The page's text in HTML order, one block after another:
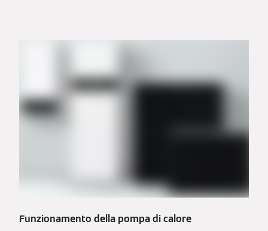
Funzionamento della pompa di calore